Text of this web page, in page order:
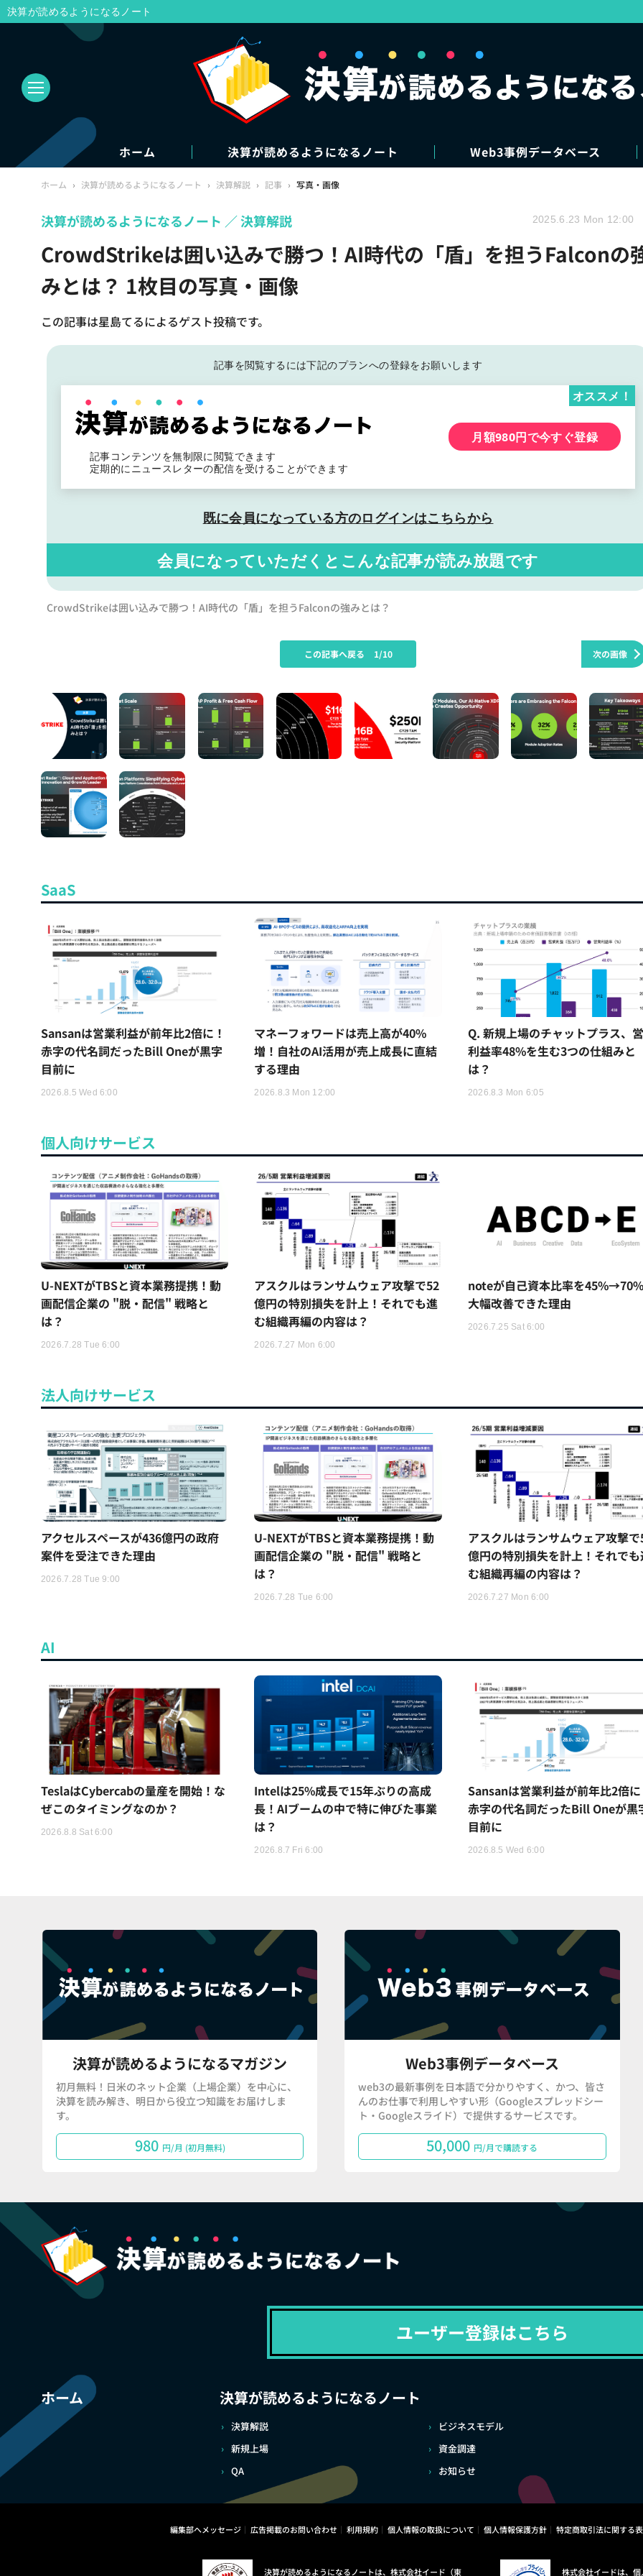
ホーム 決算が読めるようになるノート Web3事例データベース
ホーム › 決算が読めるようになるノート › 決算解説 › 記事 › 写真・画像
CrowdStrikeは囲い込みで勝つ！AI時代の「盾」を担うFalconの
みとは？ 1枚目の写真・画像
この記事は星島てるによるゲスト投稿です。
決算が読めるようになるノート 決算解説 2025.6.23 Mon 12:00
記事を閲覧するには下記のプランへの登録をお願いします
記事コンテンツを無制限に閲覧できます
定期的にニュースレターの配信を受けることができます
オススメ！
月額980円で今すぐ登録
既に会員になっている方のログインはこちらから
会員になっていただくと こんな記事が読み放題です
CrowdStrikeは囲い込みで勝つ！AI時代の「盾」を担うFalconの強みとは？
次の画像
この記事へ戻る 1/10
SaaS
Sansanは営業利益が前年比2倍に！
赤字の代名詞だったBill Oneが黒字
目前に
2026.8.5 Wed 6:00
マネーフォワードは売上高が40%
増！自社のAI活用が売上成長に直結
する理由
2026.8.3 Mon 12:00
Q. 新規上場のチャットプラス、
利益率48%を生む3つの仕組みと
は？
2026.8.3 Mon 6:05
個人向けサービス
U-NEXTがTBSと資本業務提携！動
画配信企業の "脱・配信" 戦略と
は？
2026.7.28 Tue 6:00
アスクルはランサムウェア攻撃で52
億円の特別損失を計上！それでも進
む組織再編の内容は？
2026.7.27 Mon 6:00
noteが自己資本比率を
大幅改善できた理由
2026.7.25 Sat 6:00
法人向けサービス
アクセルスペースが436億円の政府
案件を受注できた理由
2026.7.28 Tue 9:00
U-NEXTがTBSと資本業務提携！動
画配信企業の "脱・配信" 戦略と
は？
2026.7.28 Tue 6:00
アスクルはランサムウェア攻撃
億円の特別損失を計上！それでも
む組織再編の内容は？
2026.7.27 Mon 6:00
AI
TeslaはCybercabの量産を開始！な
ぜこのタイミングなのか？
2026.8.8 Sat 6:00
Intelは25%成長で15年ぶりの高成
長！AIブームの中で特に伸びた事業
は？
2026.8.7 Fri 6:00
Sansanは営業利益が前年比2倍
赤字の代名詞だったBill Oneが黒
目前に
2026.8.5 Wed 6:00
決算が読めるようになるマガジン
初月無料！日米のネット企業（上場企業）を中心に、
決算を読み解き、明日から役立つ知識をお届けしま
す。
980 円/月 (初月無料)
Web3事例データベース
web3の最新事例を日本語で分かりやすく、かつ、皆さ
んのお仕事で利用しやすい形（Googleスプレッドシー
ト・Googleスライド）で提供するサービスです。
50,000 円/月で購読する
ユーザー登録はこちら
ホーム 決算が読めるようになるノート
決算解説
ビジネスモデル
新規上場
資金調達
QA
お知らせ
編集部へメッセージ 広告掲載のお問い合わせ 利用規約 個人情報の取扱について 個人情報保護方針 特定商取引法に関する
決算が読めるようになるノートは、株式会社イード（東 株式会社イードは、
決算が読めるようになるノート